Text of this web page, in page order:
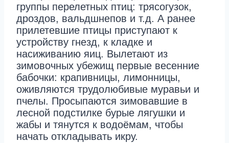
группы перелетных птиц: трясогузок,
дроздов, вальдшнепов и т.д. А ранее
прилетевшие птицы приступают к
устройству гнезд, к кладке и
насиживанию яиц. Вылетают из
зимовочных убежищ первые весенние
бабочки: крапивницы, лимонницы,
оживляются трудолюбивые муравьи и
пчелы. Просыпаются зимовавшие в
лесной подстилке бурые лягушки и
жабы и тянутся к водоёмам, чтобы
начать откладывать икру.